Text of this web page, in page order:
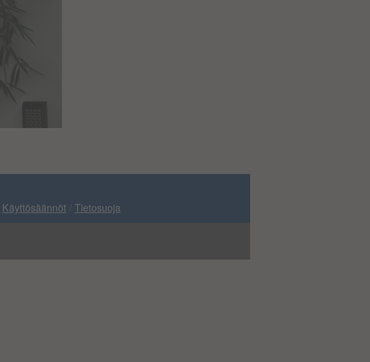
Käyttösäännöt /Tietosuoja